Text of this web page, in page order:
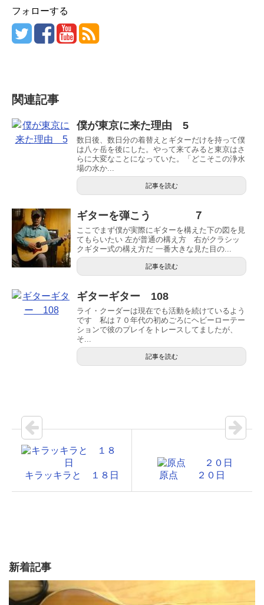
フォローする
関連記事
僕が東京に来た理由 5
数日後、数日分の着替えとギターだけを持って僕
は八ヶ岳を後にした。やって来てみると東京はさ
らに大変なことになっていた。「どこそこの浄水
場の水か...
記事を読む
ギターを弾こう ７
ここでまず僕が実際にギターを構えた下の図を見
てもらいたい 左が普通の構え方 右がクラシッ
クギター式の構え方だ 一番大きな見た目の...
記事を読む
ギターギター 108
ライ・クーダーは現在でも活動を続けているよう
です 私は７０年代の初めごろにヘビーローテー
ションで彼のプレイをトレースしてましたが、
そ...
記事を読む
キラッキラと １８日 原点 ２０日
新着記事